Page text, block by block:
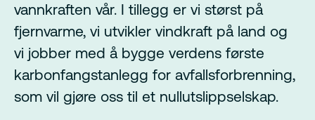
vannkraften vår. I tillegg er vi størst på
fjernvarme, vi utvikler vindkraft på land og
vi jobber med å bygge verdens første
karbonfangstanlegg for avfallsforbrenning,
som vil gjøre oss til et nullutslippselskap.